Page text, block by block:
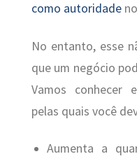
como autoridade
No entanto, esse
que um negócio
Vamos conhecer
pelas quais você
Aumenta a